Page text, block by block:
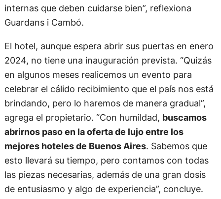
internas que deben cuidarse bien”, reflexiona
Guardans i Cambó.
El hotel, aunque espera abrir sus puertas en enero
2024, no tiene una inauguración prevista. “Quizás
en algunos meses realicemos un evento para
celebrar el cálido recibimiento que el país nos está
brindando, pero lo haremos de manera gradual”,
agrega el propietario. “Con humildad, buscamos
abrirnos paso en la oferta de lujo entre los
mejores hoteles de Buenos Aires. Sabemos que
esto llevará su tiempo, pero contamos con todas
las piezas necesarias, además de una gran dosis
de entusiasmo y algo de experiencia”, concluye.